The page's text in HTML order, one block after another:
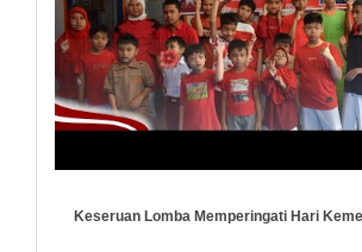
Keseruan Lomba Memperingati Hari